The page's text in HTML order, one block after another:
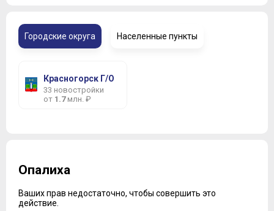
Городские округа Населенные пункты
Красногорск Г/О
33 новостройки
от 1.7млн. ₽
Опалиха
Ваших прав недостаточно, чтобы совершить это
действие.